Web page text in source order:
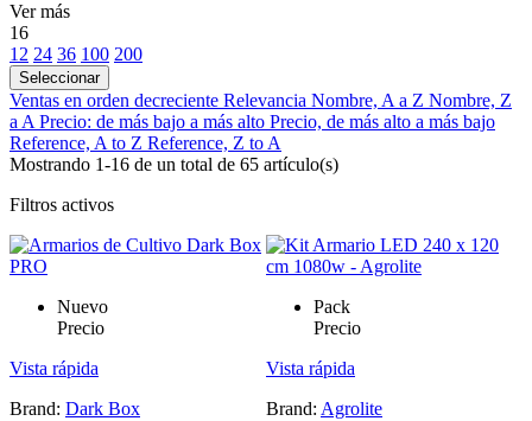
Ver más
16
12 24 36 100 200
Seleccionar
Ventas en orden decreciente Relevancia Nombre, A a Z Nombre, Z
a A Precio: de más bajo a más alto Precio, de más alto a más bajo
Reference, A to Z Reference, Z to A
Mostrando 1-16 de un total de 65 artículo(s)
Filtros activos
Nuevo
Precio
Vista rápida
Brand: Dark Box
Pack
Precio
Vista rápida
Brand: Agrolite